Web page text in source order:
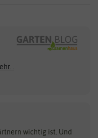
Clever Pots
COMPO
Samen
wichtig ist. Und